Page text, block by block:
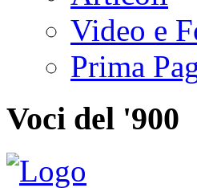
Video e
Prima
Voci del '900